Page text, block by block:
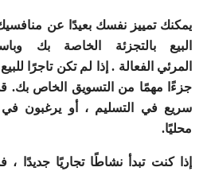
يمكنك تمييز نفسك بعيدًا عن
البيع بالتجزئة الخاصة بك
المرئي الفعالة . إذا لم تكن تاجرًا
جزءًا مهمًا من التسويق الخاص بك.
سريع في التسليم ، أو يرغبون في
محليًا.
إذا كنت تبدأ نشاطًا تجاريًا جديدًا ،